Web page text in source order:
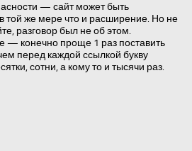
— сайт может быть
той же мере что и расширение. Но не
разговор был не об этом.
— конечно проще 1 раз поставить
перед каждой ссылкой букву
сотни, а кому то и тысячи раз.